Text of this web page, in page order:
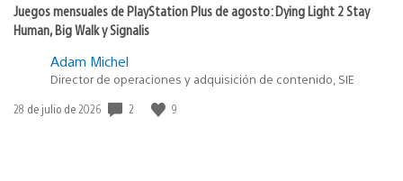
Juegos mensuales de PlayStation Plus de agosto: Dying Light 2 Stay
Human, Big Walk y Signalis
Adam Michel
Director de operaciones y adquisición de contenido, SIE
Fecha
28 de julio de 2026 2 9